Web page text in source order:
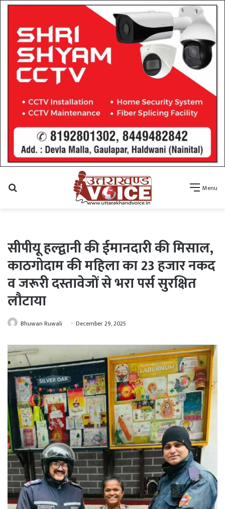
Menu
सीपीयू हल्द्वानी की ईमानदारी की मिसाल,
काठगोदाम की महिला का 23 हजार नकद
व जरूरी दस्तावेजों से भरा पर्स सुरक्षित
लौटाया
Bhuwan Ruwali December 29, 2025